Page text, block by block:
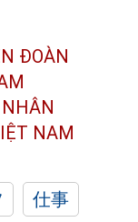
ĐOÀN
NAM
仕事